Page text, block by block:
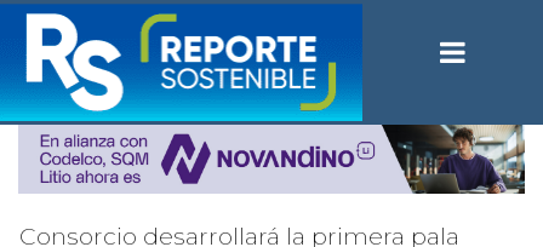
Consorcio desarrollará la primera pala